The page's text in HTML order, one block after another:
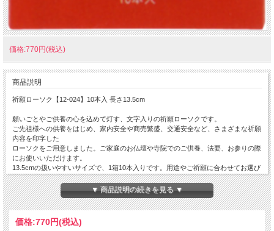
価格:770円(税込)
商品説明
祈願ローソク【12-024】10本入 長さ13.5cm
願いごとやご供養の心を込めて灯す、文字入りの祈願ローソクです。
ご先祖様への供養をはじめ、家内安全や商売繁盛、交通安全など、さまざまな祈願
内容を印字した
ローソクをご用意しました。ご家庭のお仏壇や寺院でのご供養、法要、お参りの際
にお使いいただけます。
13.5cmの扱いやすいサイズで、1箱10本入りです。用途やご祈願に合わせてお選び
ください。
ご用意している祈願文字
為先祖代々供養
南無妙法蓮華経
南無大師遍照金剛
▼ 商品説明の続きを見る ▼
価格:770円(税込)